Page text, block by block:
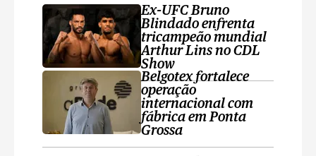
Ex-UFC Bruno
Blindado enfrenta
tricampeão mundial
Arthur Lins no CDL
Show
Belgotex fortalece
operação
internacional com
fábrica em Ponta
Grossa